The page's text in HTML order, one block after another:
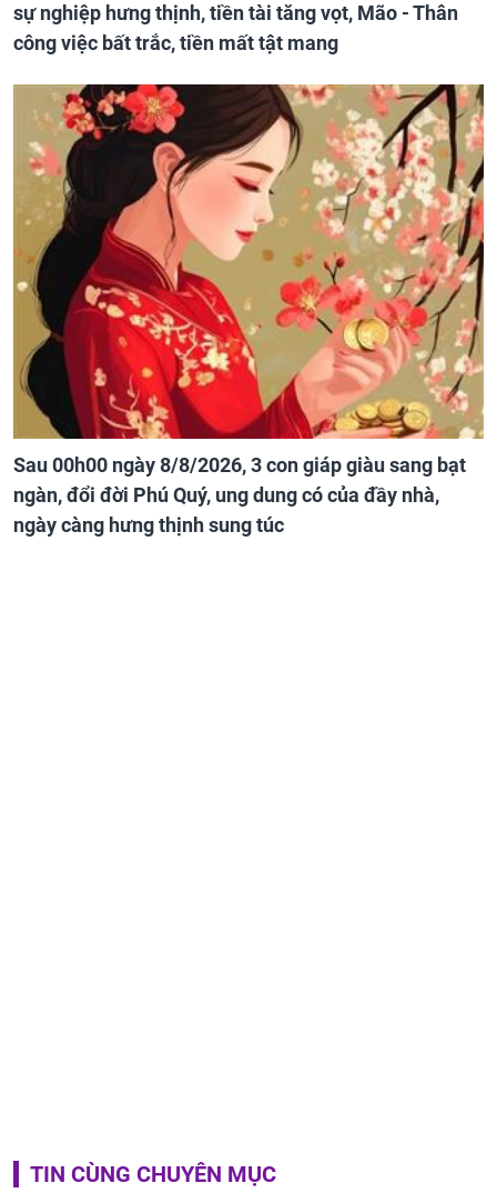
sự nghiệp hưng thịnh, tiền tài tăng vọt, Mão - Thân
công việc bất trắc, tiền mất tật mang
Sau 00h00 ngày 8/8/2026, 3 con giáp giàu sang bạt
ngàn, đổi đời Phú Quý, ung dung có của đầy nhà,
ngày càng hưng thịnh sung túc
TIN CÙNG CHUYÊN MỤC